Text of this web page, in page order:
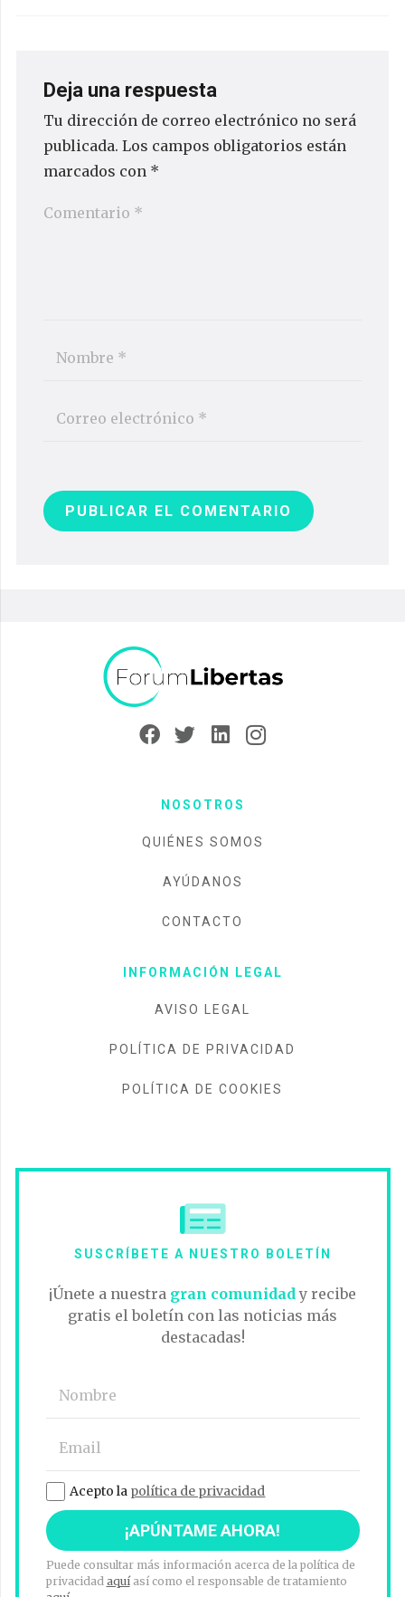
Deja una respuesta
Tu dirección de correo electrónico no será
publicada. Los campos obligatorios están
marcados con *
PUBLICAR EL COMENTARIO
NOSOTROS
QUIÉNES SOMOS
AYÚDANOS
CONTACTO
INFORMACIÓN LEGAL
AVISO LEGAL
POLÍTICA DE PRIVACIDAD
POLÍTICA DE COOKIES
SUSCRÍBETE A NUESTRO BOLETÍN
¡Únete a nuestra gran comunidad y recibe
gratis el boletín con las noticias más
destacadas!
Acepto la política de privacidad
Puede consultar más información acerca de la política de
privacidad aquíasí como el responsable de tratamiento